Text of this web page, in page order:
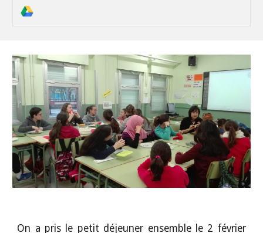
On a pris le petit déjeuner ensemble le 2 février